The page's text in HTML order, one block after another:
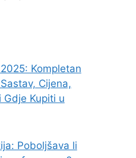
Kompletan
Cijena,
Gdje Kupiti u
Poboljšava li